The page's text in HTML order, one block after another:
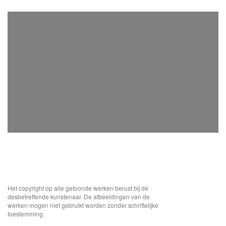
Het copyright op alle getoonde werken berust bij de
desbetreffende kunstenaar. De afbeeldingen van de
werken mogen niet gebruikt worden zonder schriftelijke
toestemming.